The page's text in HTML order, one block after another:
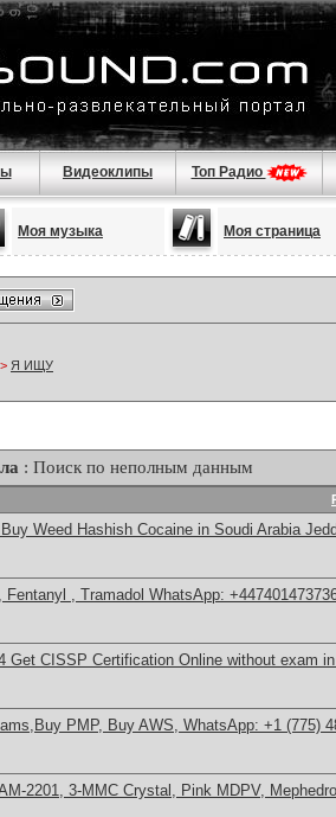
Видеоклипы Топ Радио
Моя музыка Моя страница
> Я ИЩУ
: Поиск по неполным данным
Weed Hashish Cocaine in Soudi Arabia
, Tramadol WhatsApp:
Get CISSP Certification Online without exam
PMP, Buy AWS, WhatsApp: +1 (775)
2201, 3-MMC Crystal, Pink MDPV,